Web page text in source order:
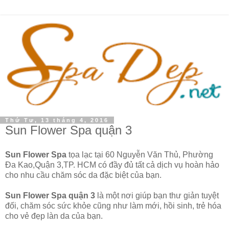
Thứ Tư, 13 tháng 4, 2016
Sun Flower Spa quận 3
Sun Flower Spa tọa lạc tại 60 Nguyễn Văn Thủ, Phường
Đa Kao,Quận 3,TP. HCM có đầy đủ tất cả dịch vụ hoàn hảo
cho nhu cầu chăm sóc da đặc biệt của bạn.
Sun Flower Spa quận 3 là một nơi giúp bạn thư giản tuyệt
đối, chăm sóc sức khỏe cũng như làm mới, hồi sinh, trẻ hóa
cho vẻ đẹp làn da của bạn.